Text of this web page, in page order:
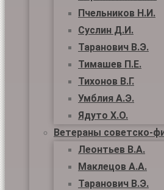
Пчельников Н.И.
Суслин Д.И.
Таранович В.Э.
Тимашев П.Е.
Тихонов В.Г.
Умблия А.Э.
Ядуто Х.О.
Ветераны советско-
Леонтьев В.А.
Маклецов А.А.
Таранович В.Э.